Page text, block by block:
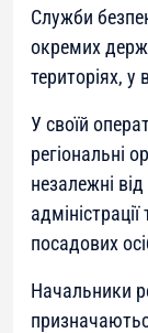
Служби
окремих
територіях,
У своїй
регіональні
незалежні
посадових
Начальники